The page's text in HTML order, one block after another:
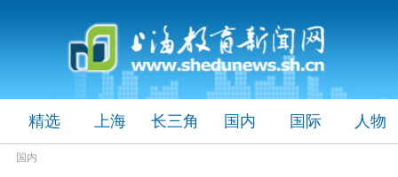
精选 上海 长三角 国内 国际 人物
国内